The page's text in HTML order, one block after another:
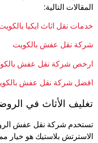
المقالات التالية:
خدمات نقل اثاث ايكيا
شركة نقل عفش بالكويت
ارخص شركة نقل عفش
افضل شركة نقل عفش
تغليف الأثاث في
تستخدم شركة نقل عفش
الاسترتش بلاستيك هو خيار